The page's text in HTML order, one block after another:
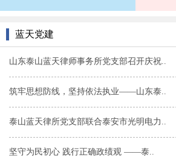
张芳 张立国
蓝天党建
山东泰山蓝天律师事务所党支部召开庆祝..
筑牢思想防线，坚持依法执业——山东泰..
泰山蓝天律所党支部联合泰安市光明电力..
坚守为民初心 践行正确政绩观 ——泰..